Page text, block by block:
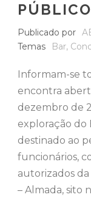
Publicado por
Temas
Bar,
Informam-se
encontra
dezembro de
exploração do
destinado ao
funcionários,
autorizados da
– Almada, sito